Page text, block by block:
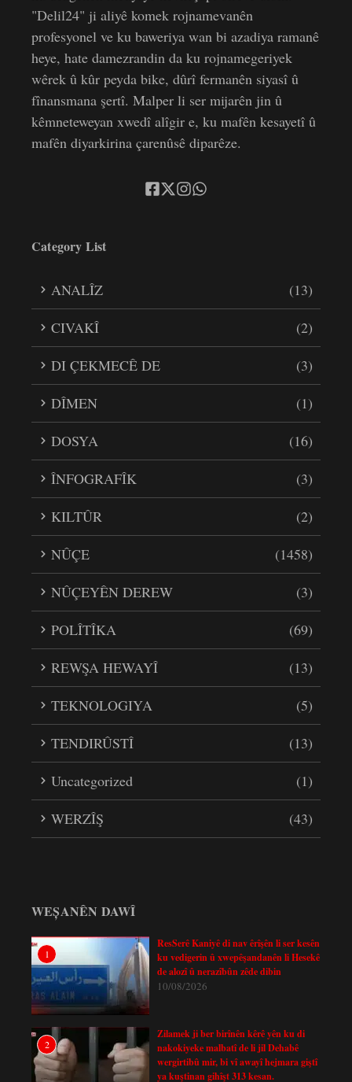
"Delil24" ji aliyê komek rojnamevanên
profesyonel ve ku baweriya wan bi azadiya ramanê
heye, hate damezrandin da ku rojnamegeriyek
wêrek û kûr peyda bike, dûrî fermanên siyasî û
fînansmana şertî. Malper li ser mijarên jin û
kêmneteweyan xwedî alîgir e, ku mafên kesayetî û
mafên diyarkirina çarenûsê diparêze.
Category List
ANALÎZ
(13)
CIVAKÎ
(2)
DI ÇEKMECÊ DE
(3)
DÎMEN
(1)
DOSYA
(16)
ÎNFOGRAFÎK
(3)
KILTÛR
(2)
NÛÇE
(1458)
NÛÇEYÊN DEREW
(3)
POLÎTÎKA
(69)
REWŞA HEWAYÎ
(13)
TEKNOLOGIYA
(5)
TENDIRÛSTÎ
(13)
Uncategorized
(1)
WERZÎŞ
(43)
WEȘANÊN DAWÎ
1
ResSerê Kaniyê di nav êrîşên li ser kesên
ku vedigerin û xwepêşandanên li Hesekê
de alozî û nerazîbûn zêde dibin
10/08/2026
2
Zilamek ji ber birînên kêrê yên ku di
nakokiyeke malbatî de li jil Dehabê
wergirtibû mir, bi vî awayî hejmara giştî
ya kuştinan gihîşt 313 kesan.